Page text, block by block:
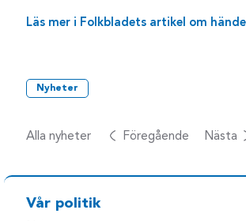
Läs mer i Folkbladets artikel om
Nyheter
Alla nyheter Föregående Nästa
Vår politik